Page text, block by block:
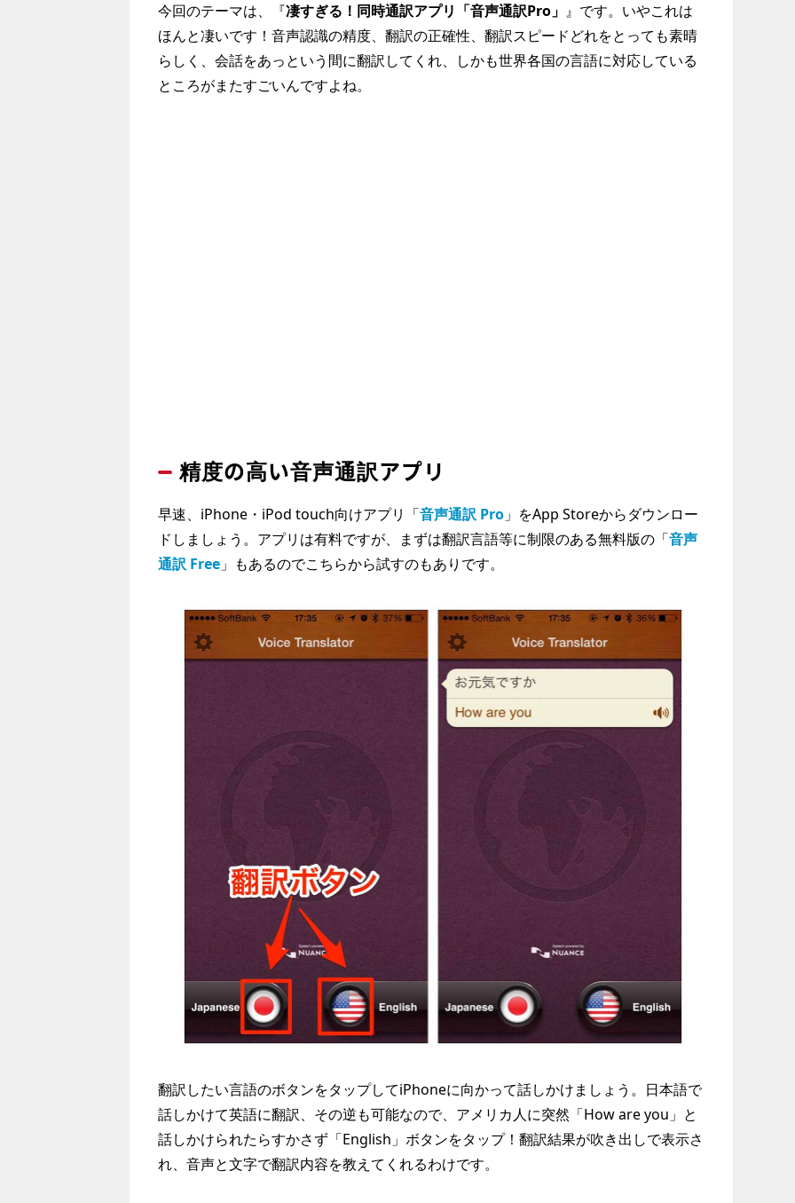
今回のテーマは、『凄すぎる！同時通訳アプリ「音声通訳Pro」 』です。いやこれは
ほんと凄いです！音声認識の精度、翻訳の正確性、翻訳スピードどれをとっても素晴
らしく、会話をあっという間に翻訳してくれ、しかも世界各国の言語に対応している
ところがまたすごいんですよね。
精度の高い音声通訳アプリ
早速、iPhone・iPod touch向けアプリ「音声通訳 Pro 」をApp Storeからダウンロー
ドしましょう。アプリは有料ですが、まずは翻訳言語等に制限のある無料版の「音声
通訳 Free 」もあるのでこちらから試すのもありです。
翻訳したい言語のボタンをタップしてiPhoneに向かって話しかけましょう。日本語で
話しかけて英語に翻訳、その逆も可能なので、アメリカ人に突然「How are you」と
話しかけられたらすかさず「English」ボタンをタップ！翻訳結果が吹き出しで表示さ
れ、音声と文字で翻訳内容を教えてくれるわけです。